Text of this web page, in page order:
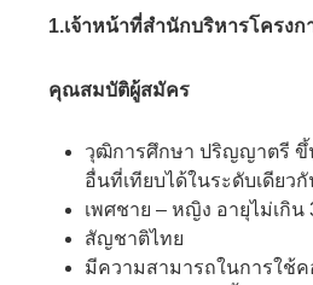
1.เจ้าหน้าที่สำนักบริหารโครงก
คุณสมบัติผู้สมัคร
วุฒิการศึกษา ปริญญาตรี
อื่นที่เทียบได้ในระดับเดียว
เพศชาย – หญิง อายุไม่เกิน
สัญชาติไทย
มีความสามารถในการใช้